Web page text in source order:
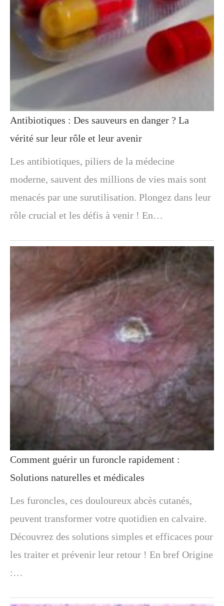
Antibiotiques : Des sauveurs en danger ? La
vérité sur leur rôle et leur avenir
Les antibiotiques, piliers de la médecine
moderne, sauvent des millions de vies mais sont
menacés par une surutilisation. Plongez dans leur
rôle crucial et les défis à venir ! En…
Comment guérir un furoncle rapidement :
Solutions naturelles et médicales
Les furoncles, ces douloureux abcès cutanés,
peuvent transformer votre quotidien en calvaire.
Découvrez des solutions simples et efficaces pour
les traiter et prévenir leur retour ! En bref Origine
:…